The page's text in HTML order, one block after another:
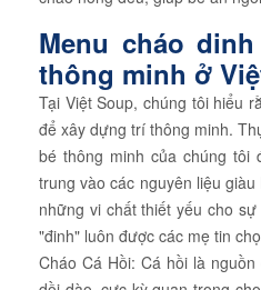
Menu cháo
thông minh ở
Tại Việt Soup, chúng tôi hiểu
để xây dựng trí thông minh.
bé thông minh của chúng tôi
trung vào các nguyên liệu
những vi chất thiết yếu cho
"đinh" luôn được các mẹ tin
Cháo Cá Hồi: Cá hồi là